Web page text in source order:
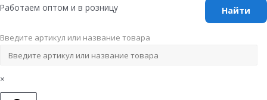
Перейти
содержимому
Работаем оптом и в розницу
Введите артикул или название товара
×